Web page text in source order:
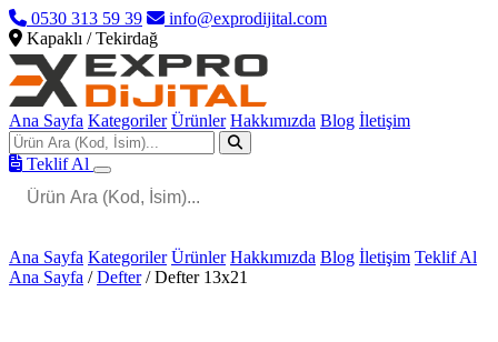
0530 313 59 39
info@exprodijital.com
Kapaklı / Tekirdağ
Ana Sayfa Kategoriler Ürünler Hakkımızda Blog İletişim
Teklif Al
Ana Sayfa Kategoriler Ürünler Hakkımızda Blog İletişim Teklif Al
Ana Sayfa / Defter / Defter 13x21